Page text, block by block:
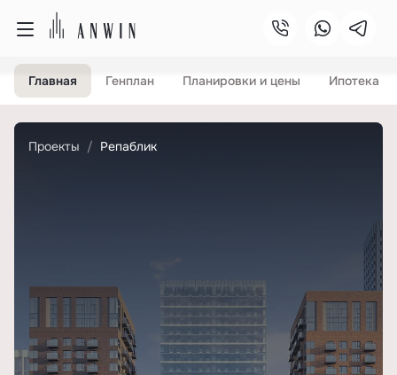
Главная Генплан Планировки и цены Ипотека
Проекты Репаблик